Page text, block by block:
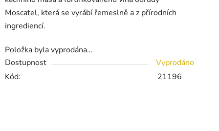
Moscatel, která se vyrábí řemeslně a z přírodních
ingrediencí.
Položka byla vyprodána…
Dostupnost
Vyprodáno
Kód:
21196